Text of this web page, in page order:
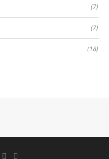
(7)
(7)
(18)